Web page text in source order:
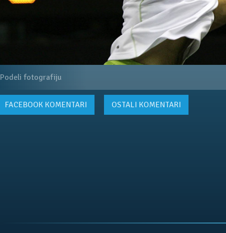
Podeli fotografiju
FACEBOOKKOMENTARI OSTALI KOMENTARI